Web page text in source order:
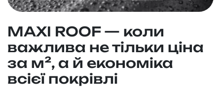
MAXI ROOF — коли
важлива не тільки ціна
за м², а й економіка
всієї покрівлі